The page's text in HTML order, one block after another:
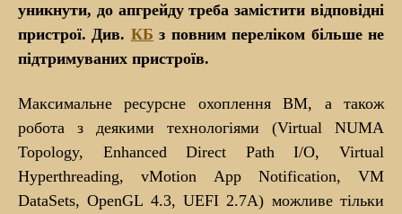
уникнути, до апгрейду треба замістити відповідні
пристрої. Див. КБ з повним переліком більше не
підтримуваних пристроїв.
Максимальне ресурсне охоплення ВМ, а також
робота з деякими технологіями (Virtual NUMA
Topology, Enhanced Direct Path I/O, Virtual
Hyperthreading, vMotion App Notification, VM
DataSets, OpenGL 4.3, UEFI 2.7A) можливе тільки